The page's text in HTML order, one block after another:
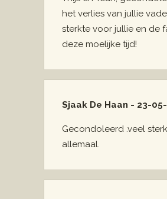
het verlies van jullie
sterkte voor jullie en de
deze moelijke tijd!
Sjaak De Haan - 23-
Gecondoleerd .veel
allemaal.